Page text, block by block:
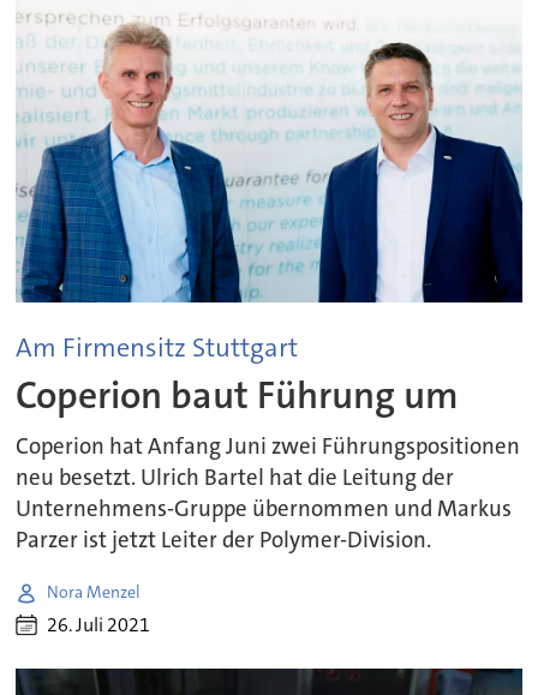
Am Firmensitz Stuttgart
Coperion baut Führung um
Coperion hat Anfang Juni zwei Führungspositionen
neu besetzt. Ulrich Bartel hat die Leitung der
Unternehmens-Gruppe übernommen und Markus
Parzer ist jetzt Leiter der Polymer-Division.
Nora Menzel
26. Juli 2021